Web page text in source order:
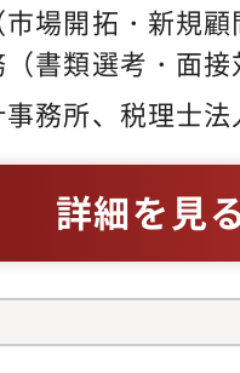
市場開拓・新規
（書類選考・面
・税務顧問（記
など）・起業家
事業計画作成、
・相続、事業
試算、財産承
化支援、企業
事務所、税理士
詳細を見